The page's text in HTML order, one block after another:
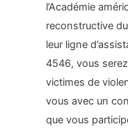
l’Académie
reconstructive
leur ligne
4546, vous
victimes de
vous avec un
que vous